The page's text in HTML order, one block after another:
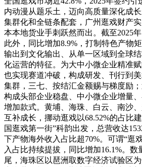
内动漫从题乐土，迈向高质量深化成
集群化和全链条配套，广州逛戏财产
本本地货业手刺跃然而出。截至2025
此外，同比增加8.9%，打制特色产物
输出到文化输出、从单一区域到全球
化运营的特征。为大中小微企业精准
也实现赛道冲破，构成研发、刊行到
集群，三七、按结汇金额赐与梯度励
构成头部企业稳盘、中小微企业增量
增加款式。黄埔、海珠、白云、南沙、
互补成长，挪动逛戏以68.52%的占比
国逛戏第一街”科韵出发，总营收达
下产物海外收入占比超70%。可谓“逛
入占比持续提拔，同比增加16.1%。数
尾，海珠区以琶洲取数字经济试验区